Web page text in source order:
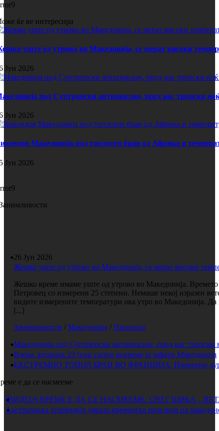
ќе ве интересира
уште од утрово во Македонија, се мерат високи
Јун 2026
под Суптропски антициклон, пред нас тропски
Јун 2026
Македонија под топлотен бран од Африка и
Јун 2026
26 Јун 2026
Жешко уште од утрово во Македонија, се мерат високи
Жешко време имаме уште од утрово во Македонија. Времето
Петровец со измерени 25 степени. Немаше некој изразен
видите измерените температури ова утро во Македонија.
[...]
Занимливости / Македонија / Прогноза
Македонија под Суптропски антициклон, пред нас тропски
Вчера, вторник 23 јуни силно невреме ја зафати Македонија
ЕКСТРЕМНО ТОПОЛ БРАН ВО ФРАНЦИЈА: Измерени дури
е да се насмееме
(ВИДЕО) ВРЕМЕ Е ДА СЕ НАСМЕЕМЕ: СНЕГ ШИБА –
Австралиска телевизија давала временска прогноза на